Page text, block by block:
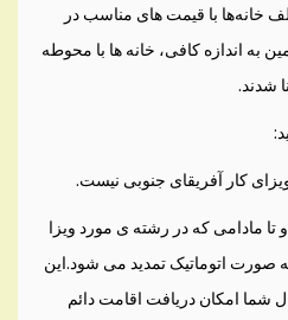
خانه‌ها با قیمت های مناسب در
به اندازه کافی‌، خانه ها با محوطه
شدند.
و تا مادامی که در رشته ی مورد ویزا
صورت اتوماتیک تمدید می شود.این
آن است که بعداز ۵ سال شما امکان دریافت اقامت دائم